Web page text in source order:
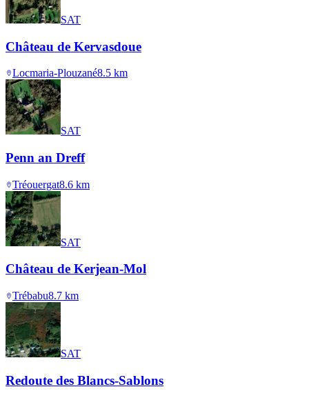
SAT
Château de Kervasdoue
Locmaria-Plouzané8.5 km
SAT
Penn an Dreff
Tréouergat8.6 km
SAT
Château de Kerjean-Mol
Trébabu8.7 km
SAT
Redoute des Blancs-Sablons